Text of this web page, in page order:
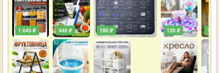
1 045 ₽ 449 ₽ 180 ₽ 120 ₽ 129